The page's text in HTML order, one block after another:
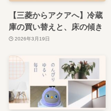
【三菱からアクアへ】冷蔵
庫の買い替えと、床の傾き
2026年3月19日